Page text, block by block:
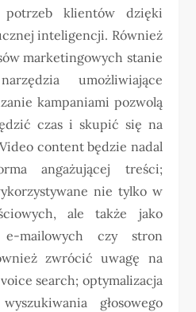
klientów dzięki
inteligencji. Również
marketingowych stanie
umożliwiające
kampaniami pozwolą
czas i skupić się na
content będzie nadal
angażującej treści;
nie tylko w
ale także jako
mailowych czy stron
zwrócić uwagę na
search; optymalizacja
głosowego